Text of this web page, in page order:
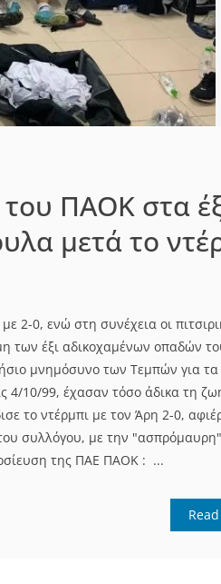
ΠΑΟΚ στα
μετά το
2-0, ενώ στη συνέχεια οι
των έξι αδικοχαμένων οπαδών
μνημόσυνο των Τεμπών για τα
4/10/99, έχασαν τόσο άδικα τη
το ντέρμπι με τον Άρη 2-0,
συλλόγου, με την
της ΠΑΕ ΠΑΟΚ : ...